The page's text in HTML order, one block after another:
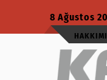
8 Ağustos